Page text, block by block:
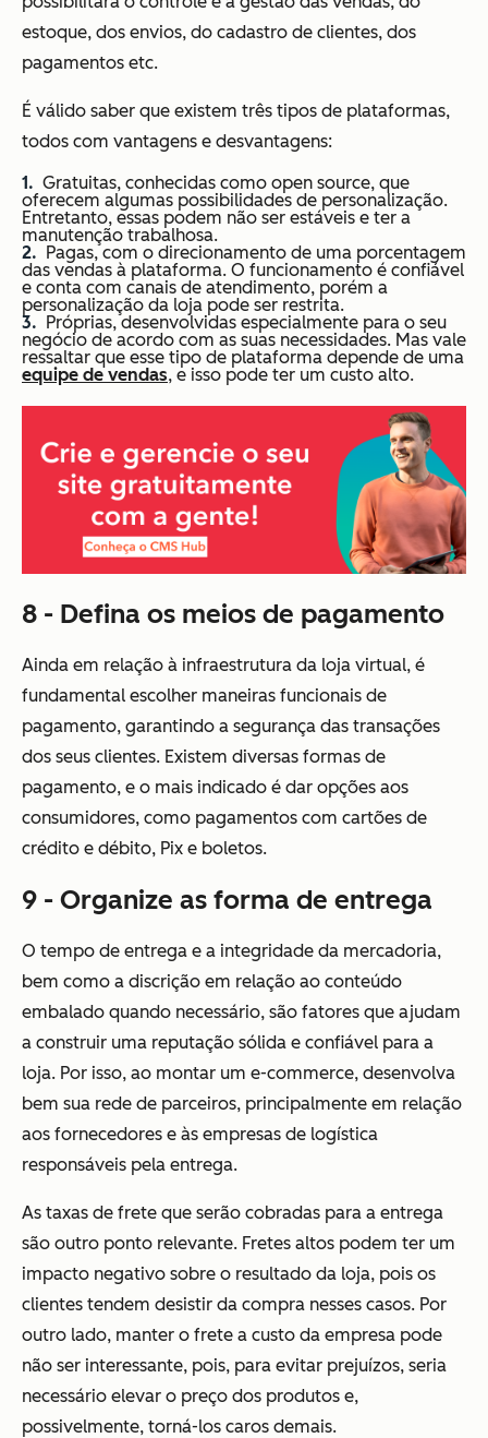
estoque, dos envios, do cadastro de clientes, dos
pagamentos etc.
É válido saber que existem três tipos de plataformas,
todos com vantagens e desvantagens:
Gratuitas, conhecidas como open source, que
oferecem algumas possibilidades de personalização.
Entretanto, essas podem não ser estáveis e ter a
manutenção trabalhosa.
Pagas, com o direcionamento de uma porcentagem
das vendas à plataforma. O funcionamento é confiável
e conta com canais de atendimento, porém a
personalização da loja pode ser restrita.
Próprias, desenvolvidas especialmente para o seu
negócio de acordo com as suas necessidades. Mas vale
ressaltar que esse tipo de plataforma depende de uma
equipe de vendas, e isso pode ter um custo alto.
8 - Defina os meios de pagamento
Ainda em relação à infraestrutura da loja virtual, é
fundamental escolher maneiras funcionais de
pagamento, garantindo a segurança das transações
dos seus clientes. Existem diversas formas de
pagamento, e o mais indicado é dar opções aos
consumidores, como pagamentos com cartões de
crédito e débito, Pix e boletos.
9 - Organize as forma de entrega
O tempo de entrega e a integridade da mercadoria,
bem como a discrição em relação ao conteúdo
embalado quando necessário, são fatores que ajudam
a construir uma reputação sólida e confiável para a
loja. Por isso, ao montar um e-commerce, desenvolva
bem sua rede de parceiros, principalmente em relação
aos fornecedores e às empresas de logística
responsáveis pela entrega.
As taxas de frete que serão cobradas para a entrega
são outro ponto relevante. Fretes altos podem ter um
impacto negativo sobre o resultado da loja, pois os
clientes tendem desistir da compra nesses casos. Por
outro lado, manter o frete a custo da empresa pode
não ser interessante, pois, para evitar prejuízos, seria
necessário elevar o preço dos produtos e,
possivelmente, torná-los caros demais.